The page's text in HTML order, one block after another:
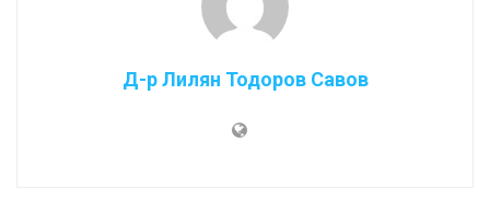
Д-р Лилян Тодоров Савов